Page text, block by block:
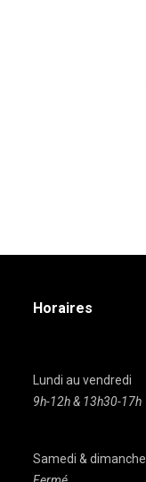
Horaires
Lundi au vendredi
9h-12h & 13h30-17h
Samedi & dimanche